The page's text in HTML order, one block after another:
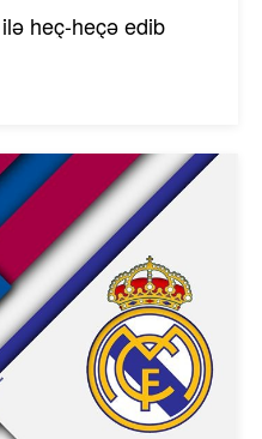
heç-heçə edib